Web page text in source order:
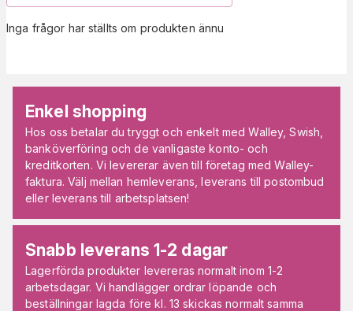
Inga frågor har ställts om produkten ännu
Enkel shopping
Hos oss betalar du tryggt och enkelt med Walley, Swish,
banköverföring och de vanligaste konto- och
kreditkorten. Vi levererar även till företag med Walley-
faktura. Välj mellan hemleverans, leverans till postombud
eller leverans till arbetsplatsen!
Snabb leverans 1-2 dagar
Lagerförda produkter levereras normalt inom 1-2
arbetsdagar. Vi handlägger ordrar löpande och
beställningar lagda före kl. 13 skickas normalt samma